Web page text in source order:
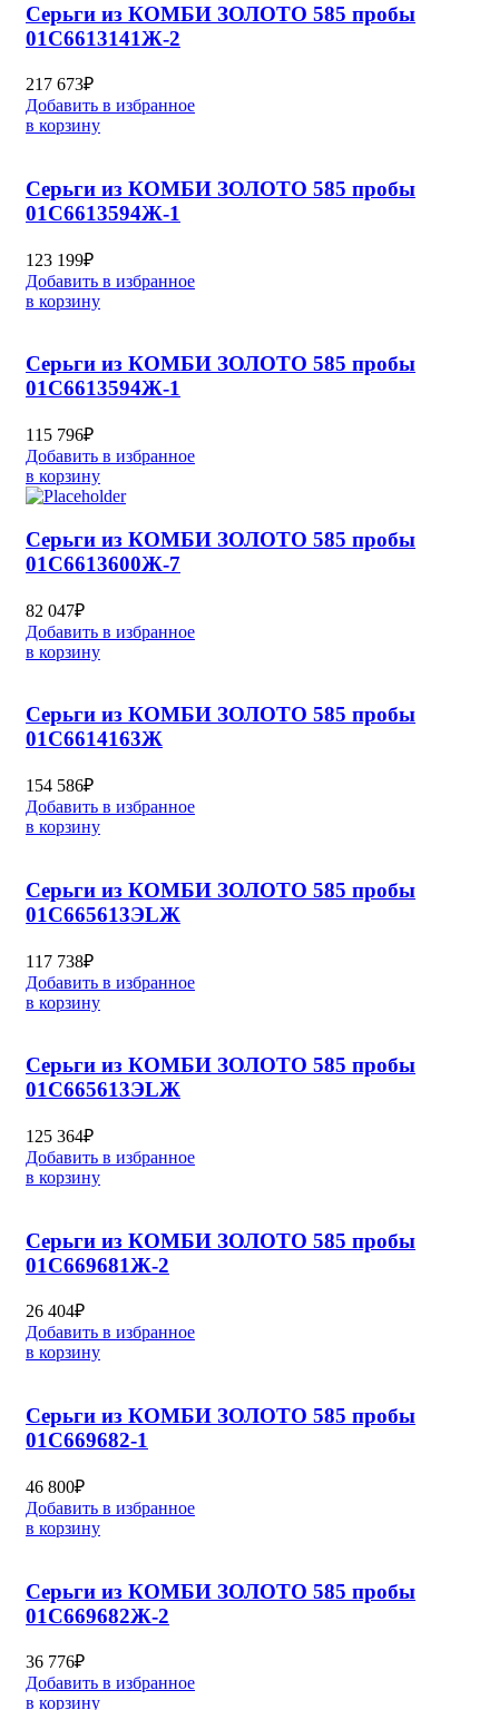
Серьги из КОМБИ ЗОЛОТО 585 пробы
01С6613141Ж-2
217 673₽
Добавить в избранное
в корзину
Серьги из КОМБИ ЗОЛОТО 585 пробы
01С6613594Ж-1
123 199₽
Добавить в избранное
в корзину
Серьги из КОМБИ ЗОЛОТО 585 пробы
01С6613594Ж-1
115 796₽
Добавить в избранное
в корзину
Серьги из КОМБИ ЗОЛОТО 585 пробы
01С6613600Ж-7
82 047₽
Добавить в избранное
в корзину
Серьги из КОМБИ ЗОЛОТО 585 пробы
01С6614163Ж
154 586₽
Добавить в избранное
в корзину
Серьги из КОМБИ ЗОЛОТО 585 пробы
01С665613ЭLЖ
117 738₽
Добавить в избранное
в корзину
Серьги из КОМБИ ЗОЛОТО 585 пробы
01С665613ЭLЖ
125 364₽
Добавить в избранное
в корзину
Серьги из КОМБИ ЗОЛОТО 585 пробы
01С669681Ж-2
26 404₽
Добавить в избранное
в корзину
Серьги из КОМБИ ЗОЛОТО 585 пробы
01С669682-1
46 800₽
Добавить в избранное
в корзину
Серьги из КОМБИ ЗОЛОТО 585 пробы
01С669682Ж-2
36 776₽
Добавить в избранное
в корзину